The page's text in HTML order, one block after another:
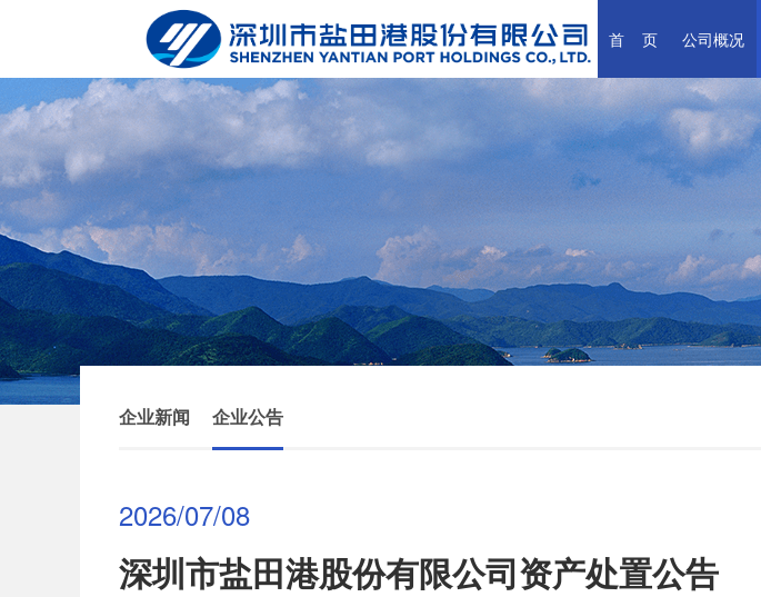
首    页 公司概况
企业新闻 企业公告
2026/07/08
深圳市盐田港股份有限公司资产处置公告